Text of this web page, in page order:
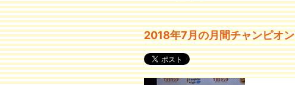
2018年7月の月間チャンピオン